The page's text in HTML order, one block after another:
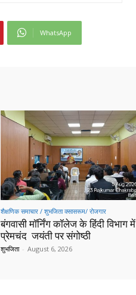
WhatsApp
शैक्षणिक समाचार / शुभजिता क्सासरूम/ रोजगार
बंगवासी मॉर्निंग कॉलेज के हिंदी विभाग में
प्रेमचंद जयंती पर संगोष्ठी
शुभजिता - August 6, 2026